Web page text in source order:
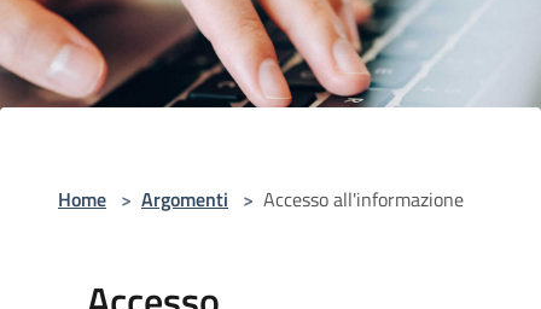
Home > Argomenti > Accesso all'informazione